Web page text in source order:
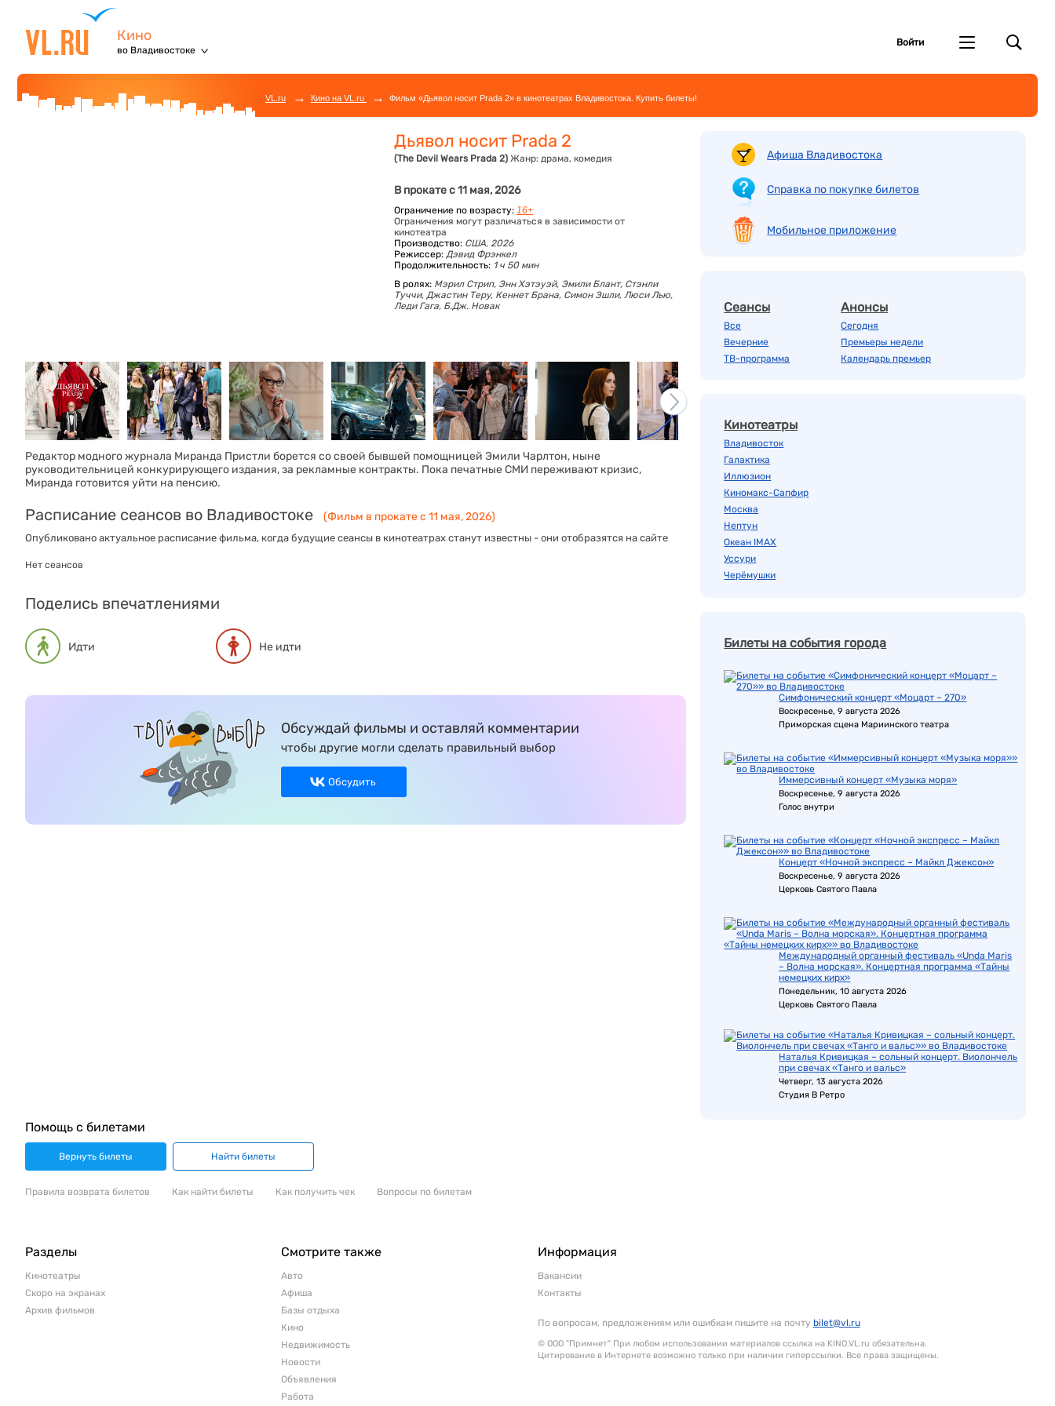
Кино
во Владивостоке
Войти
VL.ru → Кино на VL.ru → Фильм «Дьявол носит Prada 2» в кинотеатрах Владивостока. Купить билеты!
Дьявол носит Prada 2
(The Devil Wears Prada 2) Жанр: драма, комедия
В прокате с 11 мая, 2026
Ограничение по возрасту: 16+
Ограничения могут различаться в зависимости от
кинотеатра
Производство: США, 2026
Режиссер: Дэвид Фрэнкел
Продолжительность: 1 ч 50 мин
В ролях: Мэрил Стрип, Энн Хэтэуэй, Эмили Блант, Стэнли
Туччи, Джастин Теру, Кеннет Брана, Симон Эшли, Люси Лью,
Леди Гага, Б.Дж. Новак
Редактор модного журнала Миранда Пристли борется со своей бывшей помощницей Эмили Чарлтон, ныне
руководительницей конкурирующего издания, за рекламные контракты. Пока печатные СМИ переживают кризис,
Миранда готовится уйти на пенсию.
Расписание сеансов во Владивостоке (Фильм в прокате с 11 мая, 2026)
Опубликовано актуальное расписание фильма, когда будущие сеансы в кинотеатрах станут известны - они отобразятся на сайте
Нет сеансов
Поделись впечатлениями
Идти Не идти
Обсуждай фильмы и оставляй комментарии
чтобы другие могли сделать правильный выбор
Обсудить
Афиша Владивостока
Справка по покупке билетов
Мобильное приложение
Сеансы
Все
Вечерние
ТВ-программа
Анонсы
Сегодня
Премьеры недели
Календарь премьер
Кинотеатры
Владивосток
Галактика
Иллюзион
Киномакс-Сапфир
Москва
Нептун
Океан IMAX
Уссури
Черёмушки
Билеты на события города
Симфонический концерт «Моцарт – 270»
Воскресенье, 9 августа 2026
Приморская сцена Мариинского театра
Иммерсивный концерт «Музыка моря»
Воскресенье, 9 августа 2026
Голос внутри
Концерт «Ночной экспресс – Майкл Джексон»
Воскресенье, 9 августа 2026
Церковь Святого Павла
Международный органный фестиваль «Unda Maris
– Волна морская». Концертная программа «Тайны
немецких кирх»
Понедельник, 10 августа 2026
Церковь Святого Павла
Наталья Кривицкая – сольный концерт. Виолончель
при свечах «Танго и вальс»
Четверг, 13 августа 2026
Студия В Ретро
Помощь с билетами
Вернуть билеты Найти билеты
Правила возврата билетов Как найти билеты Как получить чек Вопросы по билетам
Разделы
Кинотеатры
Скоро на экранах
Архив фильмов
Смотрите также
Авто
Афиша
Базы отдыха
Кино
Недвижимость
Новости
Объявления
Работа
Информация
Вакансии
Контакты
По вопросам, предложениям или ошибкам пишите на почту bilet@vl.ru
© ООО "Примнет" При любом использовании материалов ссылка на KINO.VL.ru обязательна.
Цитирование в Интернете возможно только при наличии гиперссылки. Все права защищены.